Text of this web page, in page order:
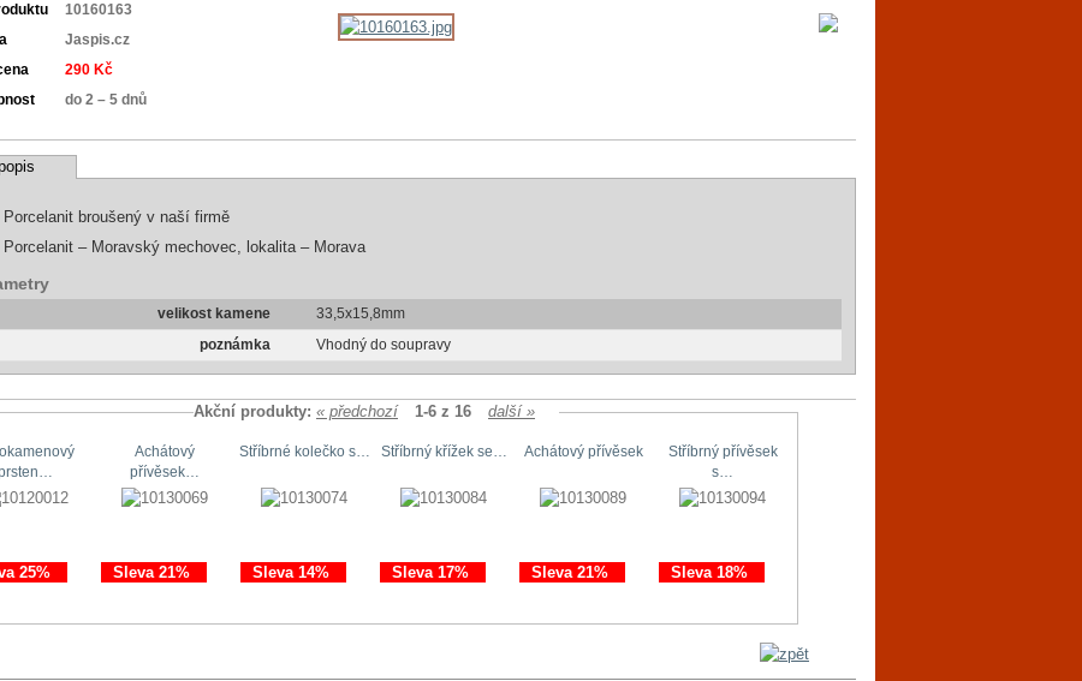
10160163
Jaspis.cz
290 Kč
do 2 – 5 dnů
Porcelanit broušený v naší firmě
Porcelanit – Moravský mechovec, lokalita – Morava
velikost kamene 33,5x15,8mm
poznámka Vhodný do soupravy
Akční produkty: « předchozí 1-6 z 16 další »
25%
Achátový
přívěsek…
Sleva 21%
Stříbrné kolečko s…
Sleva 14%
Stříbrný křížek se…
Sleva 17%
Achátový přívěsek
Sleva 21%
Stříbrný přívěsek
s…
Sleva 18%